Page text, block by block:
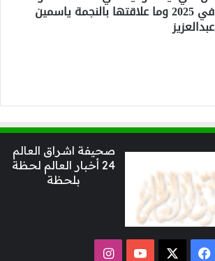
في 2025 وما علاقتها بالنجمة ياسمين
عبدالعزيز
صحيفة اشراق العالم
24 أخبار العالم لحظة
بلحظة
فيسبوك ‫YouTubeانستقرام